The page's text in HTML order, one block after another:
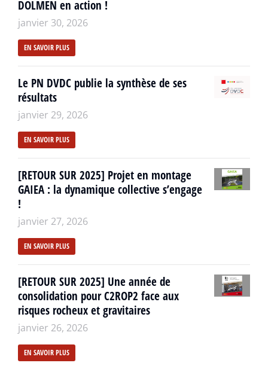
DOLMEN en action !
janvier 30, 2026
EN SAVOIR PLUS
Le PN DVDC publie la synthèse de ses
résultats
janvier 29, 2026
EN SAVOIR PLUS
[RETOUR SUR 2025] Projet en montage
GAIEA : la dynamique collective s’engage
!
janvier 27, 2026
EN SAVOIR PLUS
[RETOUR SUR 2025] Une année de
consolidation pour C2ROP2 face aux
risques rocheux et gravitaires
janvier 26, 2026
EN SAVOIR PLUS